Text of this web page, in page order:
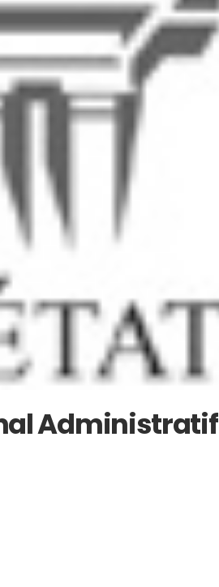
Administratif